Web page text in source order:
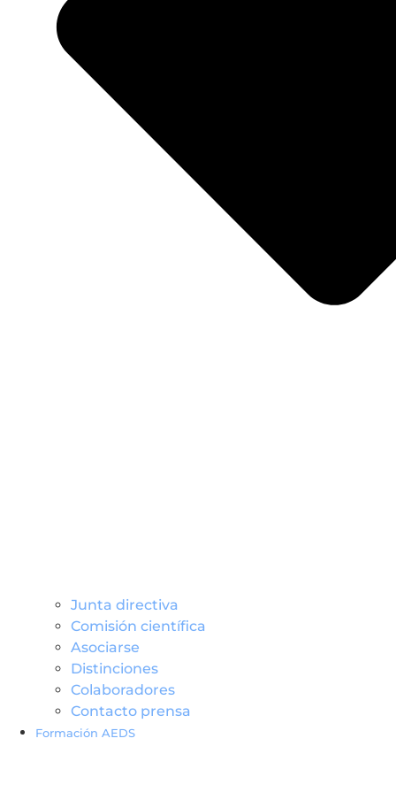
Junta directiva
Comisión científica
Asociarse
Distinciones
Colaboradores
Contacto prensa
Formación AEDS